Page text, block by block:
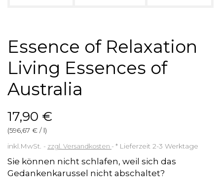
Essence of Relaxation
Living Essences of
Australia
17,90 €
(596,67 € / l)
inkl.MwSt.
zzgl. Versandkosten * Lieferzeit 2-3 Werktage
Sie können nicht schlafen, weil sich das
Gedankenkarussel nicht abschaltet?